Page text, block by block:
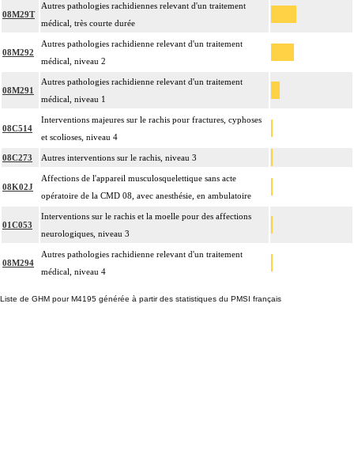
08M29T
Autres pathologies rachidiennes relevant d'un traitement
médical, très courte durée
08M292
Autres pathologies rachidienne relevant d'un traitement
médical, niveau 2
08M291
Autres pathologies rachidienne relevant d'un traitement
médical, niveau 1
08C514
Interventions majeures sur le rachis pour fractures, cyphoses
et scolioses, niveau 4
08C273 Autres interventions sur le rachis, niveau 3
08K02J
Affections de l'appareil musculosquelettique sans acte
opératoire de la CMD 08, avec anesthésie, en ambulatoire
01C053
Interventions sur le rachis et la moelle pour des affections
neurologiques, niveau 3
08M294
Autres pathologies rachidienne relevant d'un traitement
médical, niveau 4
Liste de GHM pour M4195 générée à partir des statistiques du PMSI français